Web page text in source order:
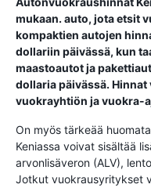
mukaan. auto, jota etsit
kompaktien autojen
dollariin päivässä, kun
maastoautot ja
dollaria päivässä.
vuokrayhtiön ja vuokra-
On myös tärkeää
Keniassa voivat sisältää
arvonlisäveron (ALV),
Jotkut vuokrausyritykset